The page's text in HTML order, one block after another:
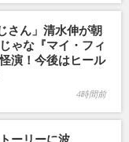
さん」清水伸が朝
ゃな『マイ・フィ
演！今後はヒール
4時間前
ーリーに波